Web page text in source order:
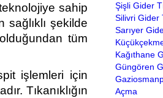
sahip
sağlıklı şekilde
tüm
işlemleri için
Tıkanıklığın
Şişli Gider
Silivri Gider
Sarıyer
Kağıthane
Güngören
Açma